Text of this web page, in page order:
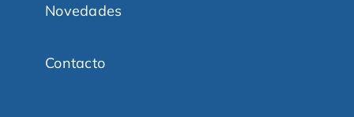
Novedades
Contacto